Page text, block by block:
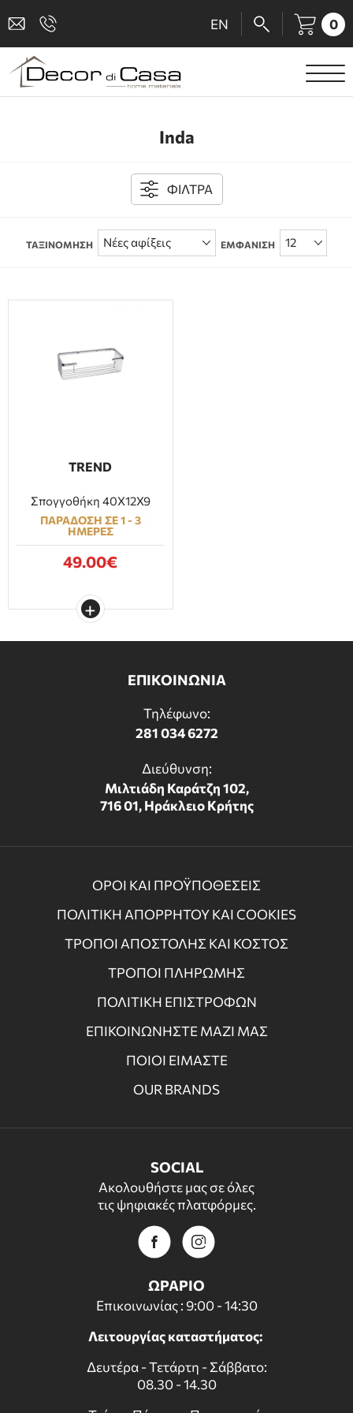
EN 0
ΕΙΔΗ ΥΓΙΕΙΝΗΣ
ΑΞΕΣΟΥΑΡ ΜΠΑΝΙΟΥ
ΚΟΥΖΙΝΑ
ΕΠΙΠΛΑ ΜΠΑΝΙΟΥ
Inda
ΦΙΛΤΡΑ
ΤΑΞΙΝΟΜΗΣΗ ΕΜΦΑΝΙΣΗ
TREND
Σπογγοθήκη 40Χ12Χ9
ΠΑΡΑΔΟΣΗ ΣΕ 1 - 3
ΗΜΕΡΕΣ
49.00€
ΕΠΙΚΟΙΝΩΝΙΑ
Τηλέφωνο:
281 034 6272
Διεύθυνση:
Μιλτιάδη Καράτζη 102,
716 01, Ηράκλειο Κρήτης
ΟΡΟΙ ΚΑΙ ΠΡΟΫΠΟΘΕΣΕΙΣ
ΠΟΛΙΤΙΚΗ ΑΠΟΡΡΗΤΟΥ ΚΑΙ COOKIES
ΤΡΟΠΟΙ ΑΠΟΣΤΟΛΗΣ ΚΑΙ ΚΟΣΤΟΣ
ΤΡΟΠΟΙ ΠΛΗΡΩΜΗΣ
ΠΟΛΙΤΙΚΗ ΕΠΙΣΤΡΟΦΩΝ
ΕΠΙΚΟΙΝΩΝΗΣΤΕ ΜΑΖΙ ΜΑΣ
ΠΟΙΟΙ ΕΙΜΑΣΤΕ
OUR BRANDS
SOCIAL
Ακολουθήστε μας σε όλες
τις ψηφιακές πλατφόρμες.
ΩΡΑΡΙΟ
Επικοινωνίας : 9:00 - 14:30
Λειτουργίας καταστήματος:
Δευτέρα - Τετάρτη - Σάββατο:
08.30 - 14.30